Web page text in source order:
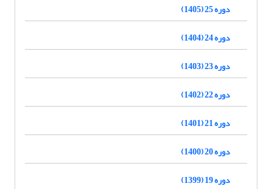
دوره 25 (1405)
دوره 24 (1404)
دوره 23 (1403)
دوره 22 (1402)
دوره 21 (1401)
دوره 20 (1400)
دوره 19 (1399)